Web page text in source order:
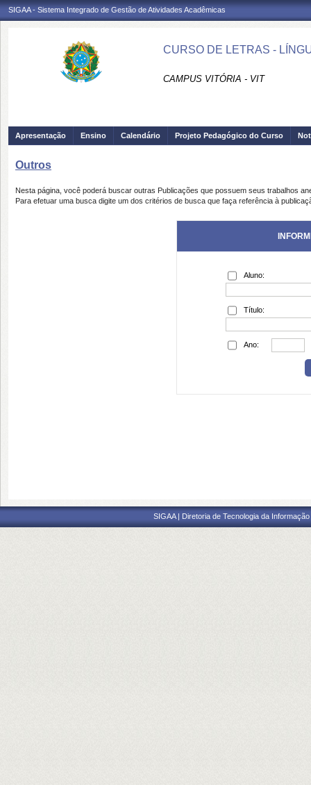
SIGAA - Sistema Integrado de Gestão de Atividades Acadêmicas
CURSO DE LETRAS -
CAMPUS VITÓRIA - VIT
Apresentação Ensino Calendário Projeto Pedagógico do Curso
Outros
Nesta página, você poderá buscar outras Publicações que possuem seus trabalhos
Para efetuar uma busca digite um dos critérios de busca que faça referência à
Aluno:
Título:
Ano:
SIGAA | Diretoria de Tecnologia da